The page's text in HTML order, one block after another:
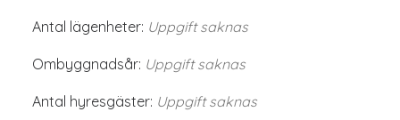
Antal lägenheter: Uppgift saknas
Ombyggnadsår: Uppgift saknas
Antal hyresgäster: Uppgift saknas